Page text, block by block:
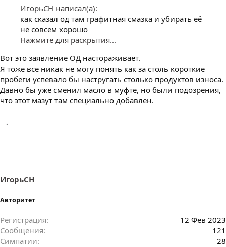
ИгорьСН написал(а):
как сказал од там графитная смазка и убирать её
не совсем хорошо
Нажмите для раскрытия...
Вот это заявление ОД настораживает.
Я тоже все никак не могу понять как за столь короткие
пробеги успевало бы настругать столько продуктов износа.
Давно бы уже сменил масло в муфте, но были подозрения,
что этот мазут там специально добавлен.
ИгорьСН
Авторитет
Регистрация
12 Фев 2023
Сообщения
121
Симпатии
28